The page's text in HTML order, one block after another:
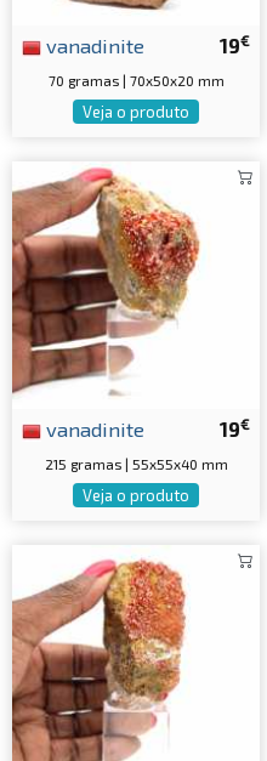
19€
vanadinite
70 gramas | 70x50x20 mm
Veja o produto
19€
vanadinite
215 gramas | 55x55x40 mm
Veja o produto